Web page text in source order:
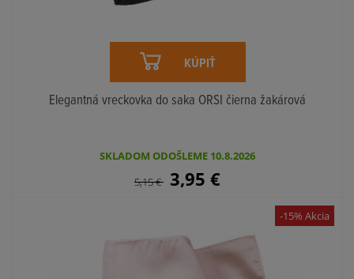
KÚPIŤ
Elegantná vreckovka do saka ORSI čierna žakárová
SKLADOM ODOŠLEME 10.8.2026
5,15€ 3,95 €
-15% Akcia